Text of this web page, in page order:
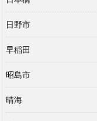
日野市
早稲田
昭島市
晴海